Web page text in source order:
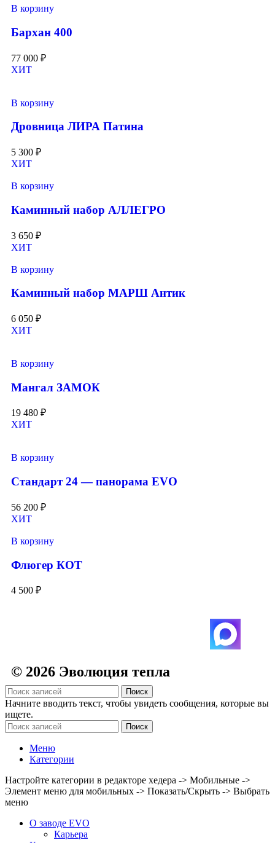
В корзину
Бархан 400
77 000 ₽
ХИТ
В корзину
Дровница ЛИРА Патина
5 300 ₽
ХИТ
В корзину
Каминный набор АЛЛЕГРО
3 650 ₽
ХИТ
В корзину
Каминный набор МАРШ Антик
6 050 ₽
ХИТ
В корзину
Мангал ЗАМОК
19 480 ₽
ХИТ
В корзину
Стандарт 24 — панорама EVO
56 200 ₽
ХИТ
В корзину
Флюгер КОТ
4 500 ₽
© 2026 Эволюция тепла
Поиск
Начните вводить текст, чтобы увидеть сообщения, которые вы
ищете.
Поиск
Меню
Категории
Настройте категории в редакторе хедера -> Мобильные ->
Элемент меню для мобильных -> Показать/Скрыть -> Выбрать
меню
О заводе EVO
Карьера